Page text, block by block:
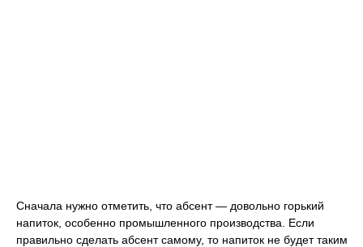
Сначала нужно отметить, что абсент — довольно горький
напиток, особенно промышленного производства. Если
правильно сделать абсент самому, то напиток не будет таким